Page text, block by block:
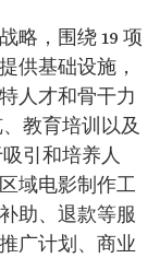
略，围绕 19 项
供基础设施，
人才和骨干力
教育培训以及
引和培养人
域电影制作工
助、退款等服
广计划、商业